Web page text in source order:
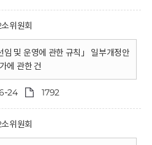
위원회
임 및 운영에 관한 규칙」 일부개정안
에 관한 건
24 1792
위원회